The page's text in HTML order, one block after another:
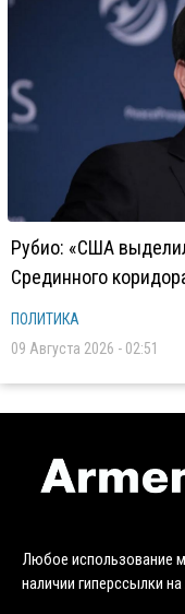
Рубио: «США
Срединного
ПОЛИТИКА
09 Августа 2026 - 02:51
Любое использование
наличии гиперссылки